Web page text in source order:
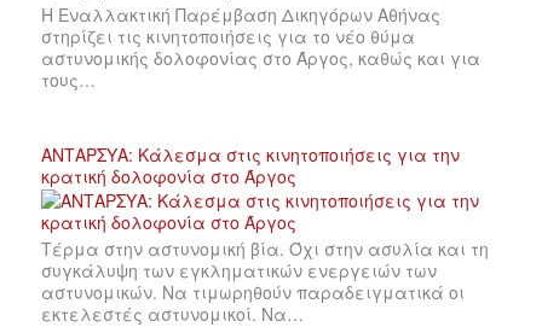
Η Εναλλακτική Παρέμβαση Δικηγόρων Αθήνας
στηρίζει τις κινητοποιήσεις για το νέο θύμα
αστυνομικής δολοφονίας στο Άργος, καθώς και για
τους…
ΑΝΤΑΡΣΥΑ: Κάλεσμα στις κινητοποιήσεις για την
κρατική δολοφονία στο Άργος
Τέρμα στην αστυνομική βία. Όχι στην ασυλία και τη
συγκάλυψη των εγκληματικών ενεργειών των
αστυνομικών. Να τιμωρηθούν παραδειγματικά οι
εκτελεστές αστυνομικοί. Να…